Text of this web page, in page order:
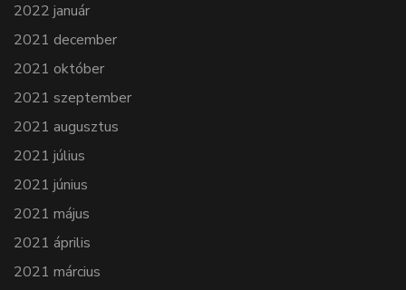
2022 január
2021 december
2021 október
2021 szeptember
2021 augusztus
2021 július
2021 június
2021 május
2021 április
2021 március